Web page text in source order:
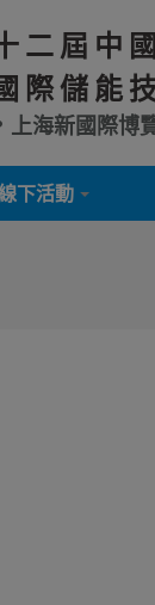
二屆中
際儲能
上海新國際博
下活動